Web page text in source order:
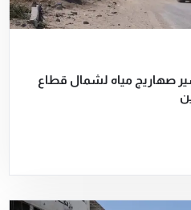
الشهم “3” تُسير صهاريج مياه لشمال قطاع